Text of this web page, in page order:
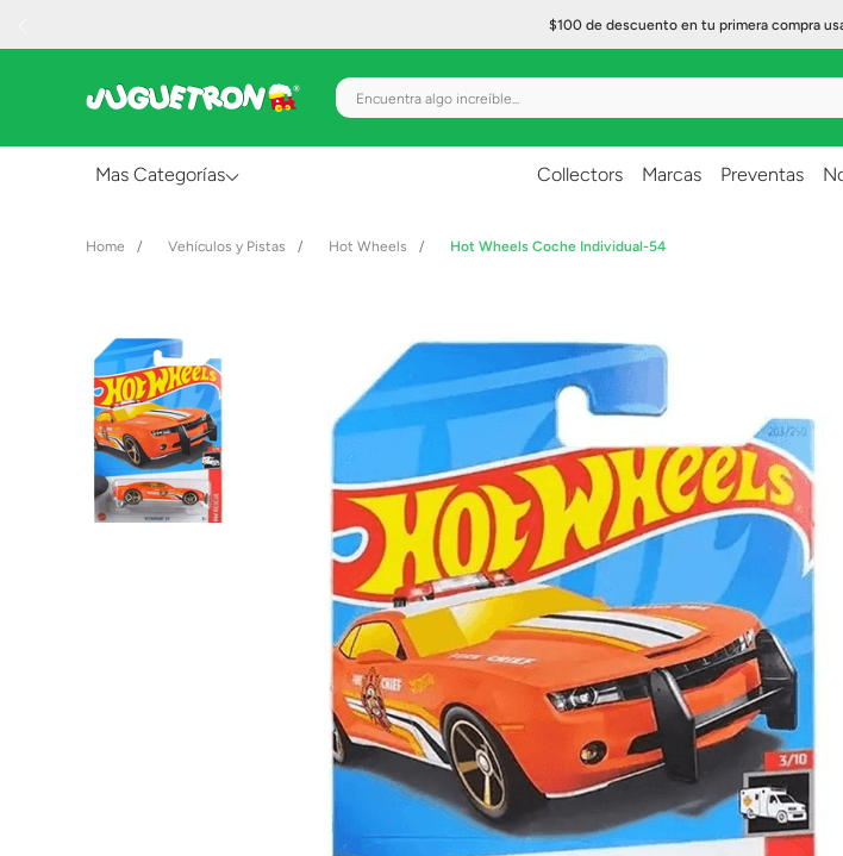
$100 de descuento en tu primera compra
Encuentra algo increíble...
Mas Categorías
Creatividad y Arte
Figuras de Acción
Gadgets y Electrónicos
Juegos de Mesa
Collectors Marcas Preventas
Vehículos y Pistas Hot Wheels Hot Wheels Coche Individual-54